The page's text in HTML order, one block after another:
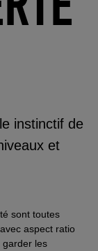
instinctif de
et
sont toutes
aspect ratio
garder les